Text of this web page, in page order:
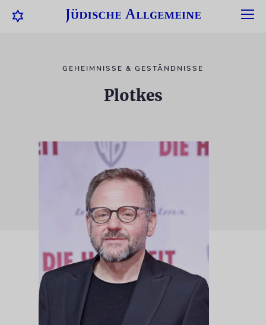
GEHEIMNISSE & GESTÄNDNISSE
Plotkes